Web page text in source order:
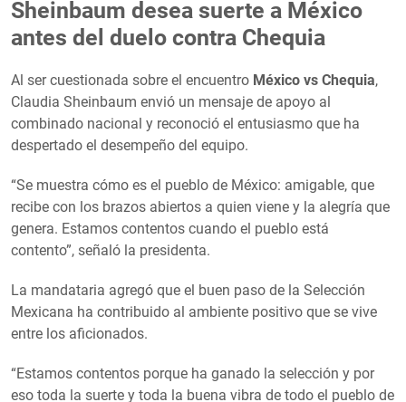
Sheinbaum desea suerte a México
antes del duelo contra Chequia
Al ser cuestionada sobre el encuentro México vs Chequia,
Claudia Sheinbaum envió un mensaje de apoyo al
combinado nacional y reconoció el entusiasmo que ha
despertado el desempeño del equipo.
“Se muestra cómo es el pueblo de México: amigable, que
recibe con los brazos abiertos a quien viene y la alegría que
genera. Estamos contentos cuando el pueblo está
contento”, señaló la presidenta.
La mandataria agregó que el buen paso de la Selección
Mexicana ha contribuido al ambiente positivo que se vive
entre los aficionados.
“Estamos contentos porque ha ganado la selección y por
eso toda la suerte y toda la buena vibra de todo el pueblo de